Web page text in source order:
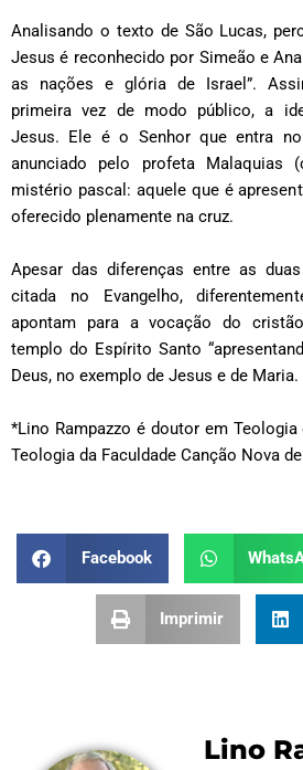
Analisando o texto de São Lucas,
Jesus é reconhecido por Simeão e
as nações e glória de Israel”.
primeira vez de modo público, a
Jesus. Ele é o Senhor que entra
anunciado pelo profeta Malaquias
mistério pascal: aquele que é
oferecido plenamente na cruz.
Apesar das diferenças entre as
citada no Evangelho,
apontam para a vocação do
templo do Espírito Santo
Deus, no exemplo de Jesus e de Maria.
*Lino Rampazzo é doutor em
Teologia da Faculdade Canção Nova
Facebook
Imprimir
Lino